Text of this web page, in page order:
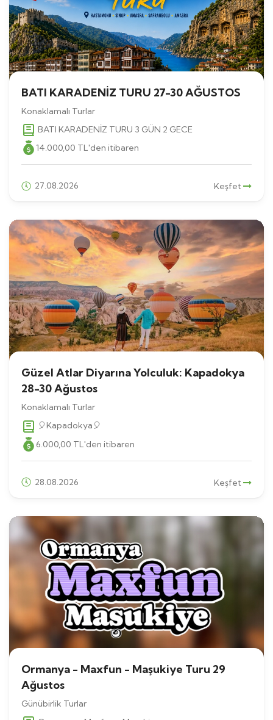
BATI KARADENİZ TURU 27-30 AĞUSTOS
Konaklamalı Turlar
BATI KARADENİZ TURU 3 GÜN 2 GECE
14.000,00 TL'den itibaren
27.08.2026 Keşfet
Güzel Atlar Diyarına Yolculuk: Kapadokya
28-30 Ağustos
Konaklamalı Turlar
🎈Kapadokya🎈
6.000,00 TL'den itibaren
28.08.2026 Keşfet
Ormanya - Maxfun - Maşukiye Turu 29
Ağustos
Günübirlik Turlar